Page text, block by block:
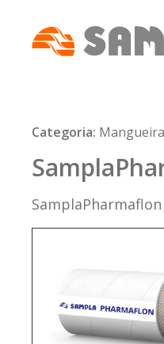
Categoria:
SamplaPharmaflon